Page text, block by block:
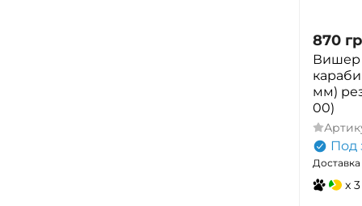
870
Вишер
мм)
00)
Под
Доставка
x